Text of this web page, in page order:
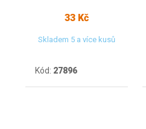
33 Kč
Skladem 5 a více kusů
Kód: 27896